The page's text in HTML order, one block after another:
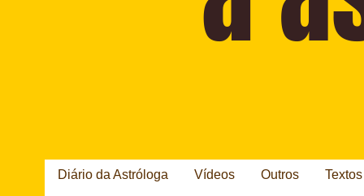
Diário da Astróloga Vídeos Outros